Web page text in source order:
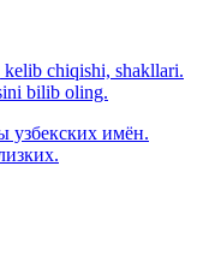
kelib chiqishi, shakllari.
bilib oling.
имён.